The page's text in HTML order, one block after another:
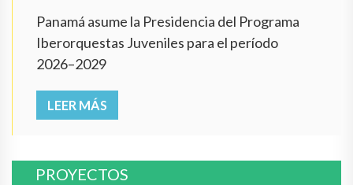
Panamá asume la Presidencia del Programa
Iberorquestas Juveniles para el período
2026–2029
LEER MÁS
PROYECTOS